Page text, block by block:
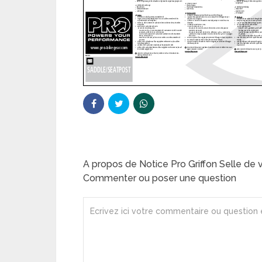
A propos de Notice Pro Griffon Selle de
Commenter ou poser une question